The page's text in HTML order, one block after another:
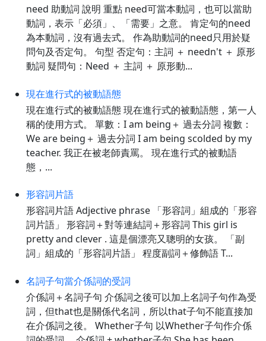
need 助動詞 說明 重點 need可當本動詞，也可以當助
動詞，表示「必須」、「需要」之意。 肯定句的need
為本動詞，沒有過去式。 作為助動詞的need只用於疑
問句及否定句。 句型 否定句：主詞 ＋ needn't ＋ 原形
動詞 疑問句：Need ＋ 主詞 ＋ 原形動...
現在進行式的被動語態
現在進行式的被動語態 現在進行式的被動語態，第一人
稱的使用方式。 單數：I am being＋ 過去分詞 複數：
We are being＋ 過去分詞 I am being scolded by my
teacher. 我正在被老師責罵。 現在進行式的被動語
態，...
形容詞片語
形容詞片語 Adjective phrase 「形容詞」組成的「形容
詞片語」 形容詞＋對等連結詞＋形容詞 This girl is
pretty and clever . 這是個漂亮又聰明的女孩。 「副
詞」組成的「形容詞片語」 程度副詞＋修飾語 T...
名詞子句當介係詞的受詞
介係詞＋名詞子句 介係詞之後可以加上名詞子句作為受
詞，但that也是關係代名詞，所以that子句不能直接加
在介係詞之後。 Whether子句 以Whether子句作介係